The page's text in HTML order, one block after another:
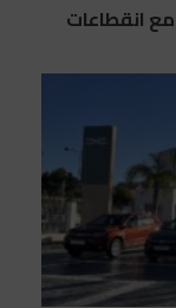
انقطاعات